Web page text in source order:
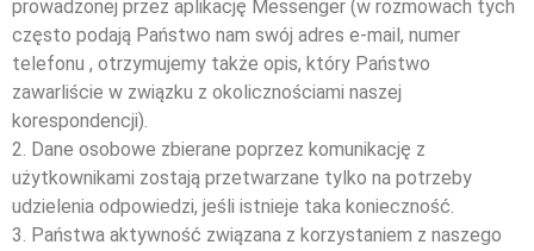
prowadzonej przez aplikację Messenger (w rozmowach tych
często podają Państwo nam swój adres e-mail, numer
telefonu , otrzymujemy także opis, który Państwo
zawarliście w związku z okolicznościami naszej
korespondencji).
2. Dane osobowe zbierane poprzez komunikację z
użytkownikami zostają przetwarzane tylko na potrzeby
udzielenia odpowiedzi, jeśli istnieje taka konieczność.
3. Państwa aktywność związana z korzystaniem z naszego